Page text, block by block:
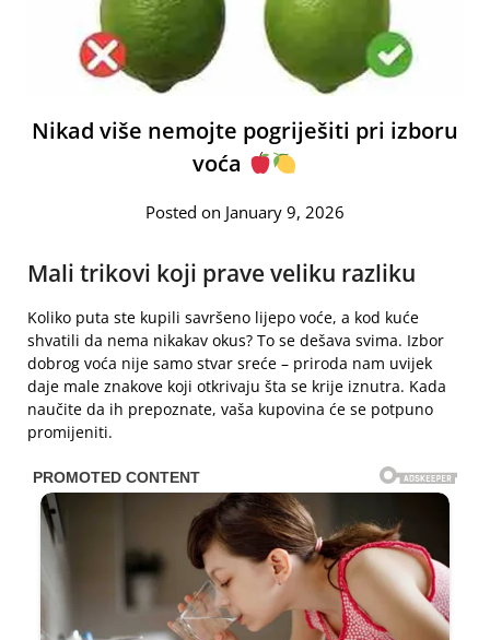
Nikad više nemojte pogriješiti pri izboru
voća
Posted on January 9, 2026
Mali trikovi koji prave veliku razliku
Koliko puta ste kupili savršeno lijepo voće, a kod kuće
shvatili da nema nikakav okus? To se dešava svima. Izbor
dobrog voća nije samo stvar sreće – priroda nam uvijek
daje male znakove koji otkrivaju šta se krije iznutra. Kada
naučite da ih prepoznate, vaša kupovina će se potpuno
promijeniti.